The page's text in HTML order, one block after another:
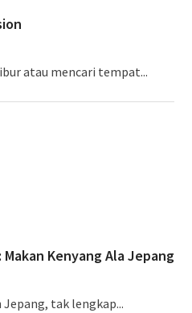
atau mencari tempat...
Makan Kenyang Ala Jepang
tak lengkap...